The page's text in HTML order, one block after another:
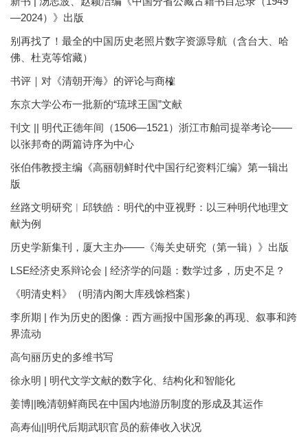
—2024）》出版
别再找了！最全的中国历史老照片数字资源导航（含台大、哈
佛、杜克等馆藏）
书评｜对《清朝开海》的评论与商榷
东京大学公布一批新的“琉球王国”文献
刊文 || 明代正德年间（1506—1521）浙江市舶司提举考论——
以张邦奇的两篇诗序为中心
张伯伟教授主编《高丽朝鲜时代中国行纪资料汇编》第一辑出
版
丝路文明研究︱邱轶皓：明代的中亚视野：以三种明代地理文
献为例
历史学新集刊，厦大主办——《海关史研究（第一辑）》出版
LSE经济史系辩论会 | 经济学的问题：数学过多，历史不足？
《明清史料》（明清内阁大库残馀档案）
李所期 | 作为历史的图像：西方画报中国形象的再现、叙事和跨
界流动
高句丽历史的多维书写
徐永明 | 明代文学文献的数字化、结构化和智能化
姜博||晚清朝鲜商民在中国内地游历制度的形成及其运作
高寿仙||明代后期武职官员的薪俸收入状况